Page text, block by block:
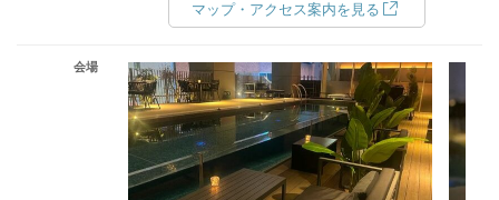
マップ・アクセス案内を見る
会場